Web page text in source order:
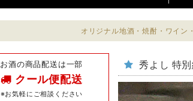
オリジナル地酒・焼酎・ワイン
お酒の商品配送は一部
クール便配送
※お気軽にご相談ください
秀よし 特